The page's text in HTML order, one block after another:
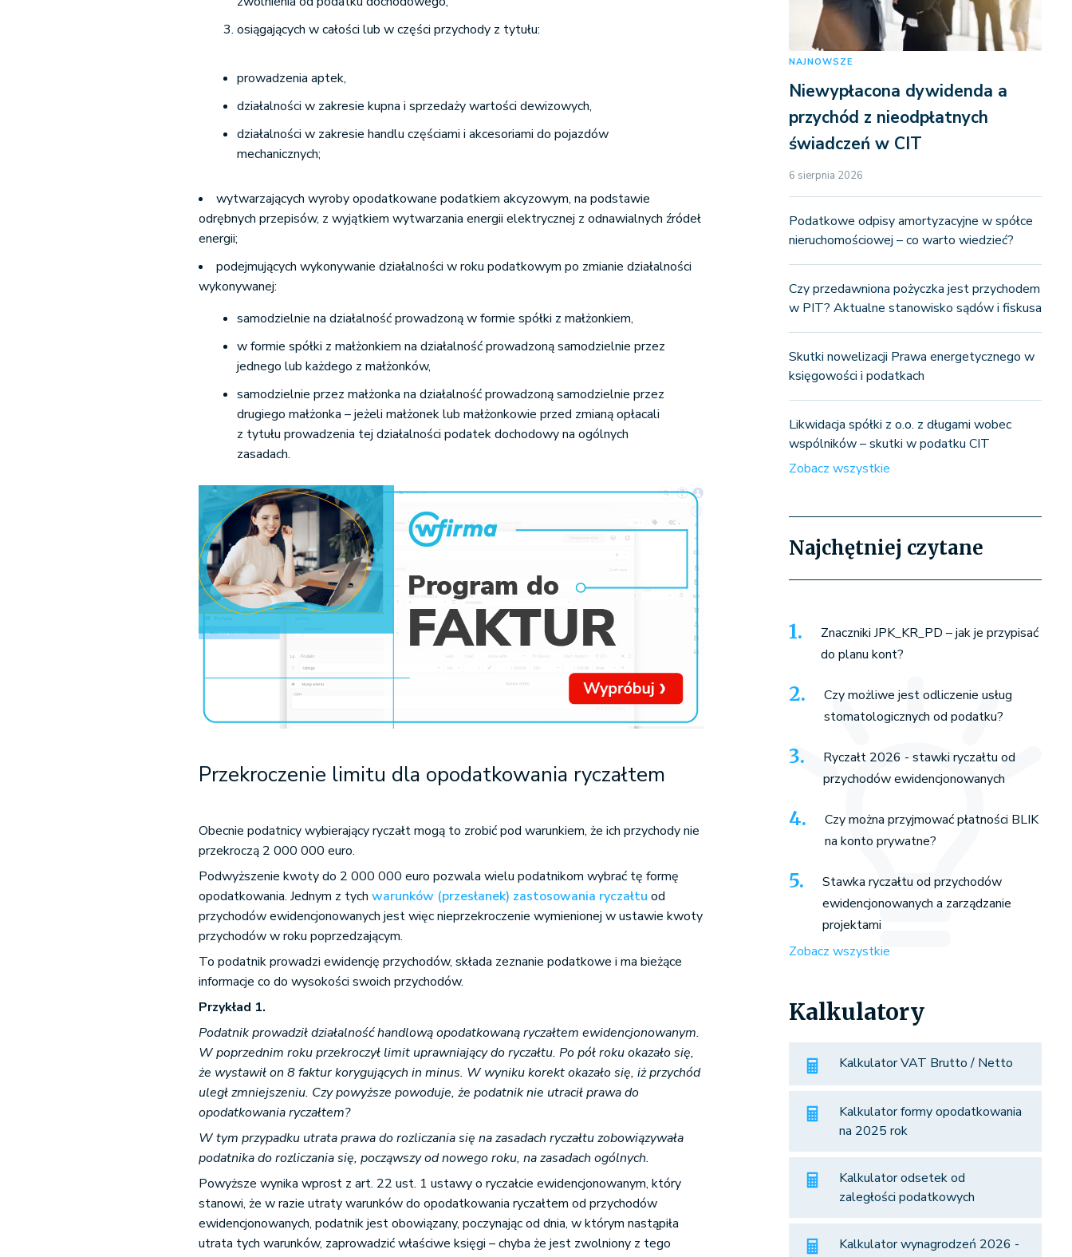
osiągających w całości lub w części przychody z tytułu:
prowadzenia aptek,
działalności w zakresie kupna i sprzedaży wartości dewizowych,
działalności w zakresie handlu częściami i akcesoriami do pojazdów
mechanicznych;
wytwarzających wyroby opodatkowane podatkiem akcyzowym, na podstawie
odrębnych przepisów, z wyjątkiem wytwarzania energii elektrycznej z odnawialnych źródeł
energii;
podejmujących wykonywanie działalności w roku podatkowym po zmianie działalności
wykonywanej:
samodzielnie na działalność prowadzoną w formie spółki z małżonkiem,
w formie spółki z małżonkiem na działalność prowadzoną samodzielnie przez
jednego lub każdego z małżonków,
samodzielnie przez małżonka na działalność prowadzoną samodzielnie przez
drugiego małżonka – jeżeli małżonek lub małżonkowie przed zmianą opłacali
z tytułu prowadzenia tej działalności podatek dochodowy na ogólnych
zasadach.
Przekroczenie limitu dla opodatkowania ryczałtem
Obecnie podatnicy wybierający ryczałt mogą to zrobić pod warunkiem, że ich przychody nie
przekroczą 2 000 000 euro.
Podwyższenie kwoty do 2 000 000 euro pozwala wielu podatnikom wybrać tę formę
opodatkowania. Jednym z tychwarunków (przesłanek) zastosowania ryczałtu od
przychodów ewidencjonowanych jest więc nieprzekroczenie wymienionej w ustawie kwoty
przychodów w roku poprzedzającym.
To podatnik prowadzi ewidencję przychodów, składa zeznanie podatkowe i ma bieżące
informacje co do wysokości swoich przychodów.
Przykład 1.
Podatnik prowadził działalność handlową opodatkowaną ryczałtem ewidencjonowanym.
W poprzednim roku przekroczył limit uprawniający do ryczałtu. Po pół roku okazało się,
że wystawił on 8 faktur korygujących in minus. W wyniku korekt okazało się, iż przychód
uległ zmniejszeniu. Czy powyższe powoduje, że podatnik nie utracił prawa do
opodatkowania ryczałtem?
W tym przypadku utrata prawa do rozliczania się na zasadach ryczałtu zobowiązywała
podatnika do rozliczania się, począwszy od nowego roku, na zasadach ogólnych.
Powyższe wynika wprost z art. 22 ust. 1 ustawy o ryczałcie ewidencjonowanym, który
stanowi, że w razie utraty warunków do opodatkowania ryczałtem od przychodów
ewidencjonowanych, podatnik jest obowiązany, poczynając od dnia, w którym nastąpiła
utrata tych warunków, zaprowadzić właściwe księgi – chyba że jest zwolniony z tego
NAJNOWSZE
Niewypłacona dywidenda a
przychód z nieodpłatnych
świadczeń w CIT
6 sierpnia 2026
Podatkowe odpisy amortyzacyjne w spółce
nieruchomościowej – co warto wiedzieć?
Czy przedawniona pożyczka jest przychodem
w PIT? Aktualne stanowisko sądów i fiskusa
Skutki nowelizacji Prawa energetycznego w
księgowości i podatkach
Likwidacja spółki z o.o. z długami wobec
wspólników – skutki w podatku CIT
Zobacz wszystkie
Najchętniej czytane
Znaczniki JPK_KR_PD – jak je przypisać
do planu kont?
Czy możliwe jest odliczenie usług
stomatologicznych od podatku?
Ryczałt 2026 - stawki ryczałtu od
przychodów ewidencjonowanych
Czy można przyjmować płatności BLIK
na konto prywatne?
Stawka ryczałtu od przychodów
ewidencjonowanych a zarządzanie
projektami
Zobacz wszystkie
Kalkulatory
Kalkulator VAT Brutto / Netto
Kalkulator formy opodatkowania
na 2025 rok
Kalkulator odsetek od
zaległości podatkowych
Kalkulator wynagrodzeń 2026 -